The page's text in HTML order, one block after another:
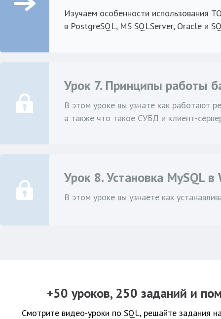
Изучаем особенности использования
в PostgreSQL, MS SQLServer, Oracle и
Урок 7. Принципы работы
В этом уроке вы узнате как работают
а также что такое СУБД и клиент-
Урок 8. Установка MySQL в
В этом уроке вы узнаете как
+50 уроков, 250 заданий и
Смотрите видео-уроки по SQL, решайте задания